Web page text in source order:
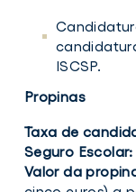
ISCSP.
Propinas
Taxa de
Seguro Escolar:
Valor da